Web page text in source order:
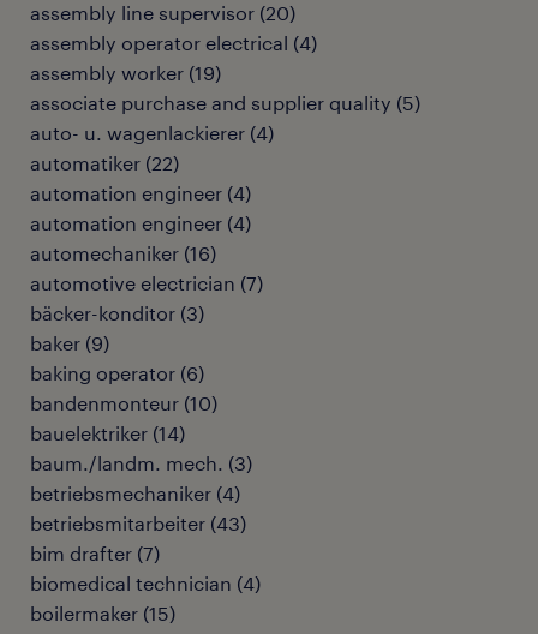
assembly line supervisor (20)
assembly operator electrical (4)
assembly worker (19)
associate purchase and supplier quality (5)
auto- u. wagenlackierer (4)
automatiker (22)
automation engineer (4)
automation engineer (4)
automechaniker (16)
automotive electrician (7)
bäcker-konditor (3)
baker (9)
baking operator (6)
bandenmonteur (10)
bauelektriker (14)
baum./landm. mech. (3)
betriebsmechaniker (4)
betriebsmitarbeiter (43)
bim drafter (7)
biomedical technician (4)
boilermaker (15)